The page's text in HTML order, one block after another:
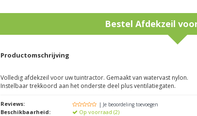
Bestel Afdekzeil
Productomschrijving
Volledig afdekzeil voor uw tuintractor. Gemaakt van watervast nylon.
Instelbaar trekkoord aan het onderste deel plus ventilatiegaten.
Reviews: | Je beoordeling toevoegen
Beschikbaarheid: Op voorraad (2)